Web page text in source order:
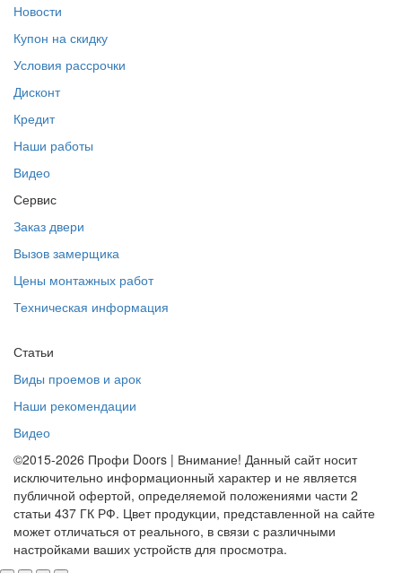
Новости
Купон на скидку
Условия рассрочки
Дисконт
Кредит
Наши работы
Видео
Сервис
Заказ двери
Вызов замерщика
Цены монтажных работ
Техническая информация
Статьи
Виды проемов и арок
Наши рекомендации
Видео
©2015-2026 Профи Doors | Внимание! Данный сайт носит
исключительно информационный характер и не является
публичной офертой, определяемой положениями части 2
статьи 437 ГК РФ. Цвет продукции, представленной на сайте
может отличаться от реального, в связи с различными
настройками ваших устройств для просмотра.